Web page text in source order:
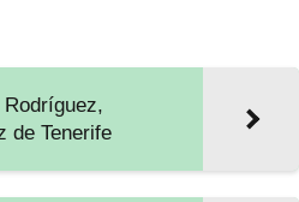
de Tenerife